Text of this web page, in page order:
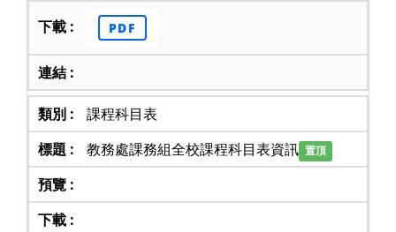
PDF
課程科目表
教務處課務組全校課程科目表資訊 置頂